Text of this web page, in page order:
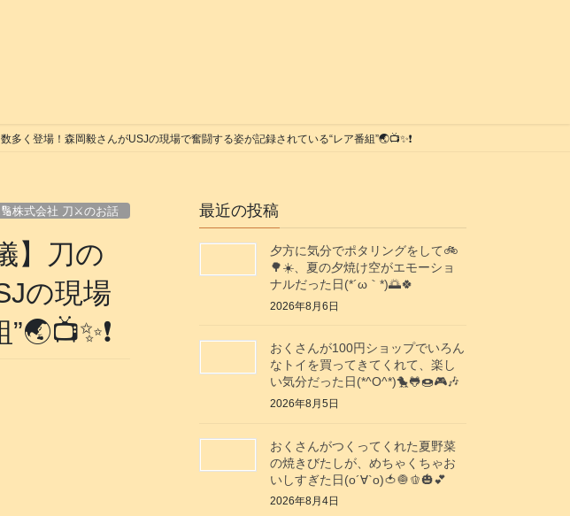
多く登場！森岡毅さんがUSJの現場で奮闘する姿が記録されている“レア番組”🌏️📺️✨❗️
株式会社 刀⚔️のお話
】刀の
の現場
最近の投稿
夕方に気分でポタリングをして🚲️
🌳☀️、夏の夕焼け空がエモーショ
ナルだった日(⁠*⁠´⁠ω⁠｀⁠*⁠)🌅🍀
2026年8月6日
おくさんが100円ショップでいろん
なトイを買ってきてくれて、楽し
い気分だった日(*^O^*)🐤🐸🍩🎮️🎶
2026年8月5日
おくさんがつくってくれた夏野菜
の焼きびたしが、めちゃくちゃお
いしすぎた日(о´∀`о)🍅🧅🫑🎃💕
2026年8月4日